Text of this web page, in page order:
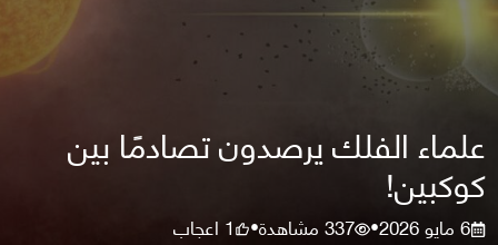
علماء الفلك يرصدون تصادمًا بين
كوكبين!
6 مايو 2026 •
337مشاهدة•
1 اعجاب